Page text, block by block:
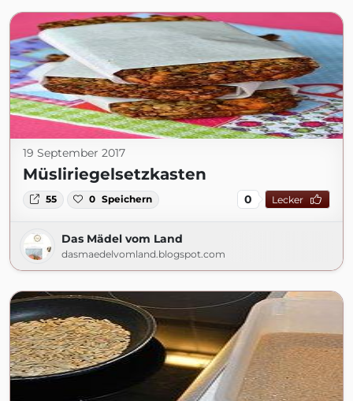
19 September 2017
Müsliriegelsetzkasten
55 0 Speichern 0 Lecker
Das Mädel vom Land
dasmaedelvomland.blogspot.com